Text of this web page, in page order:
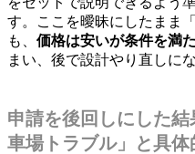
す。ここを曖昧にしたまま
も、 価格は安いが条件を満
まい、後で設計やり直しに
申請を後回しにした
車場トラブル」と具体